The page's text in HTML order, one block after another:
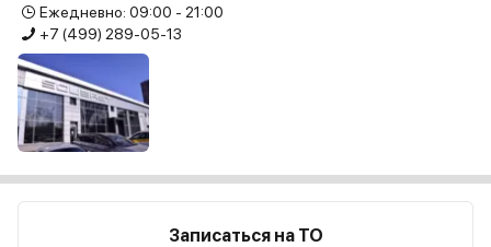
Ежедневно: 09:00 - 21:00
+7 (499) 289-05-13
Записаться на ТО